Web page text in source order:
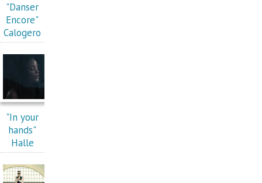
"Danser
Encore"
Calogero
"In your
hands"
Halle